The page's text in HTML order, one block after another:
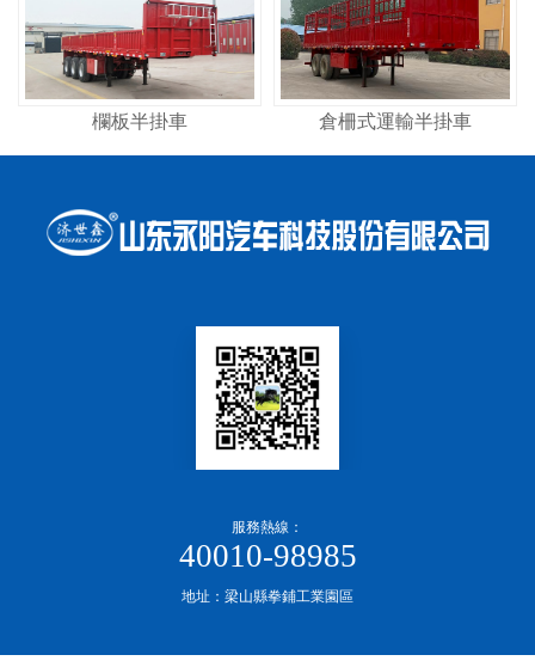
欄板半掛車 倉柵式運輸半掛車
服務熱線：
40010-98985
地址：梁山縣拳鋪工業園區